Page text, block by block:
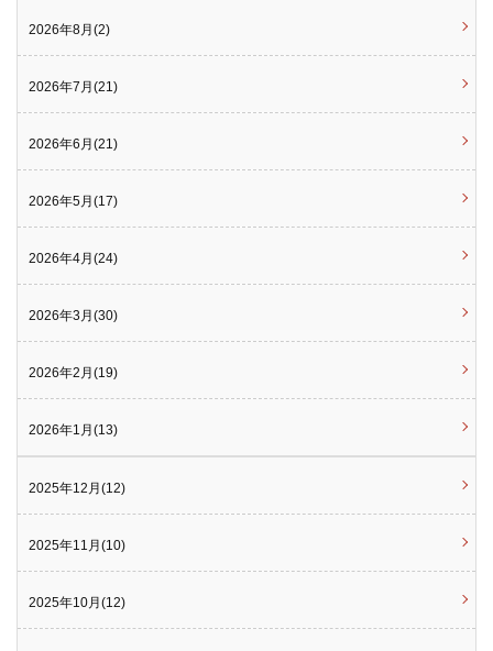
2026年8月(2)
2026年7月(21)
2026年6月(21)
2026年5月(17)
2026年4月(24)
2026年3月(30)
2026年2月(19)
2026年1月(13)
2025年12月(12)
2025年11月(10)
2025年10月(12)